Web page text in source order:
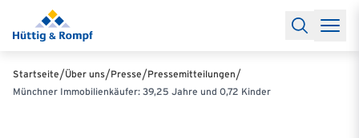
Baufinanzierung
RechnerBaufinanzierungsrechner
Anschlussfinanzierung
Partnerschaft
Partner werden
Erfolgreiche Partnerschaften
Reports
Käuferprofile 2026 10 Jahre Städtevergleich
Startseite/Über uns/Presse/Pressemitteilungen/
Münchner Immobilienkäufer: 39,25 Jahre und 0,72 Kinder